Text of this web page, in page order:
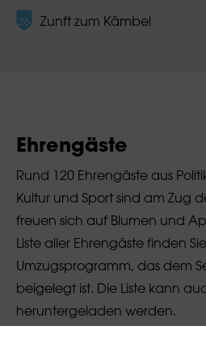
Zunft zum Kämbel
Ehrengäste
Rund 120 Ehrengäste aus
Kultur und Sport sind am Zug
freuen sich auf Blumen und
Liste aller Ehrengäste finden
Umzugsprogramm, das dem
beigelegt ist. Die Liste kann
heruntergeladen werden.